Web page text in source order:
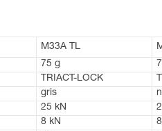
M33A TL
75 g
TRIACT-LOCK
gris
25 kN
8 kN